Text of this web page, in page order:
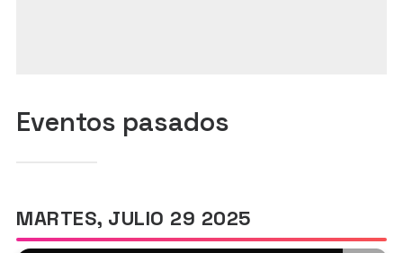
Eventos pasados
MARTES, JULIO 29 2025